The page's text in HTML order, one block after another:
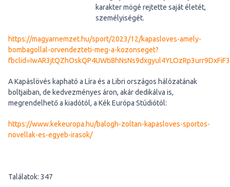
karakter mögé rejtette saját életét,
személyiségét.
https://magyarnemzet.hu/sport/2023/12/kapasloves-amely-
bombagollal-orvendezteti-meg-a-kozonseget?
A Kapáslövés kapható a Líra és a Libri országos hálózatának
boltjaiban, de kedvezményes áron, akár dedikálva is,
megrendelhető a kiadótól, a Kék Európa Stúdiótól:
https://www.kekeuropa.hu/balogh-zoltan-kapasloves-sportos-
novellak-es-egyeb-irasok/
Találatok: 347